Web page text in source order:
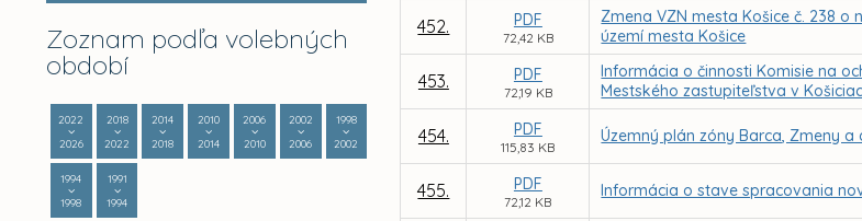
Zoznam podľa volebných
období
2022
2026
2018
2022
2014
2018
2010
2014
2006
2010
2002
2006
1998
2002
1994
1998
1991
1994
452. PDF
72,42 KB
Zmena VZN mesta Košice č. 238
území mesta Košice
453. PDF
72,19 KB
Informácia o činnosti Komisie na
Mestského zastupiteľstva v
454. PDF
115,83 KB
Územný plán zóny Barca, Zmeny a
455. PDF
72,12 KB
Informácia o stave spracovania